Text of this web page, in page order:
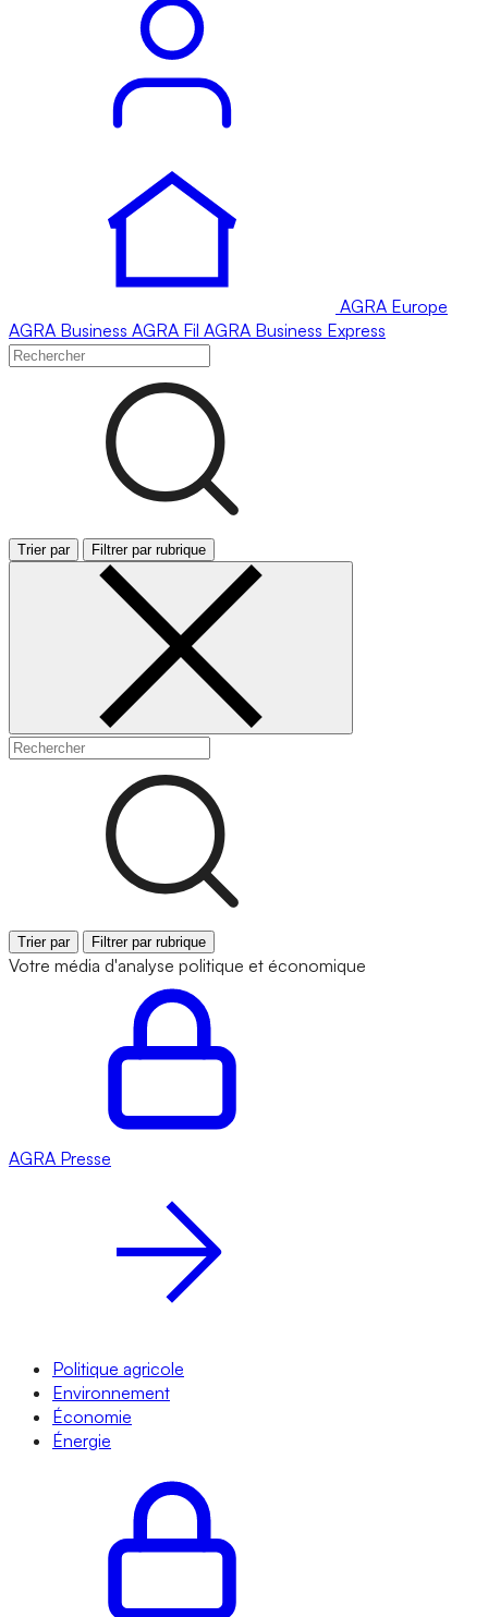
AGRA Europe
AGRA Business AGRA Fil AGRA Business Express
Trier par Filtrer par rubrique
Trier par Filtrer par rubrique
Votre média d'analyse politique et économique
AGRA Presse
Politique agricole
Environnement
Économie
Énergie